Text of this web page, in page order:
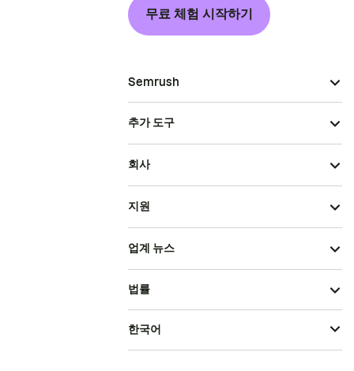
무료 체험 시작하기
Semrush
추가 도구
회사
지원
업계 뉴스
법률
한국어